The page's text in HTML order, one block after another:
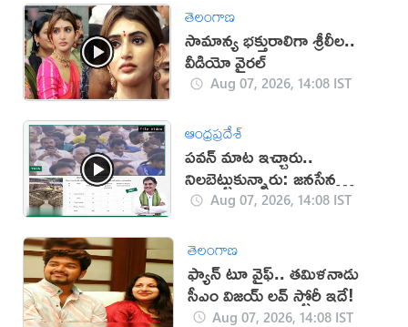
తెలంగాణ
సామాన్య భక్తురాలిగా శ్రీలీల..
వీడియో వైరల్
Aug 07, 2026, 14:08 IST
ఆంధ్రప్రదేశ్
పవన్ మాట ఇచ్చారు..
నిలబెట్టుకున్నారు: జనసేన
(వీడియో)
Aug 07, 2026, 14:08 IST
తెలంగాణ
ఫ్యాన్ టూ వైఫ్.. తమిళనాడు
సీఎం విజయ్ లవ్ స్టోరీ ఇదే!
Aug 07, 2026, 14:08 IST